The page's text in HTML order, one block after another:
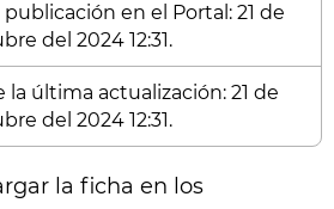
en el Portal: 21 de
del 2024 12:31.
la última actualización: 21 de
del 2024 12:31.
la ficha en los